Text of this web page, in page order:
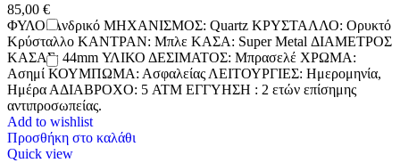
85,00 €
ΦΥΛΟ: Ανδρικό ΜΗΧΑΝΙΣΜΟΣ: Quartz ΚΡΥΣΤΑΛΛΟ: Ορυκτό
Κρύσταλλο ΚΑΝΤΡΑΝ: Μπλε ΚΑΣΑ: Super Metal ΔΙΑΜΕΤΡΟΣ
ΚΑΣΑΣ: 44mm ΥΛΙΚΟ ΔΕΣΙΜΑΤΟΣ: Μπρασελέ ΧΡΩΜΑ:
Ασημί ΚΟΥΜΠΩΜΑ: Ασφαλείας ΛΕΙΤΟΥΡΓΙΕΣ: Ημερομηνία,
Ημέρα ΑΔΙΑΒΡΟΧΟ: 5 ATM ΕΓΓΥΗΣΗ : 2 ετών επίσημης
αντιπροσωπείας.
Add to wishlist
Προσθήκη στο καλάθι
Quick view